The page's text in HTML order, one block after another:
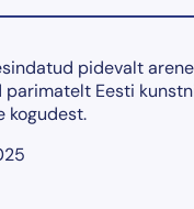
pidevalt
Eesti
kogudest.